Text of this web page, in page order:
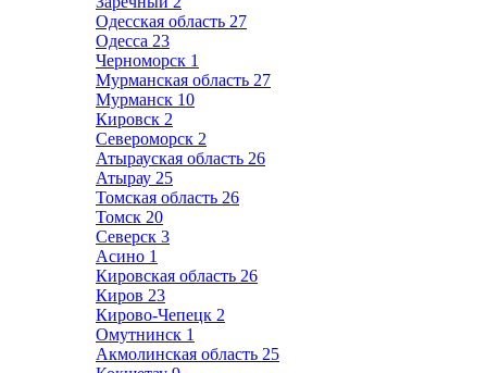
Одесская область 27
Одесса 23
Черноморск 1
Мурманская область 27
Мурманск 10
Кировск 2
Североморск 2
Атырауская область 26
Атырау 25
Томская область 26
Томск 20
Северск 3
Асино 1
Кировская область 26
Киров 23
Кирово-Чепецк 2
Омутнинск 1
Акмолинская область 25